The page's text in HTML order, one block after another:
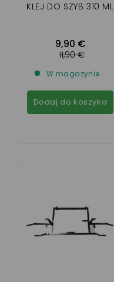
KLEJ DO SZYB 310 ML
9,90 €
11,90 €
W magazynie
Dodaj do koszyka